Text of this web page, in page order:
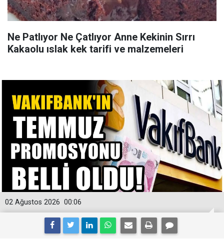
Ne Patlıyor Ne Çatlıyor Anne Kekinin Sırrı
Kakaolu ıslak kek tarifi ve malzemeleri
00:06
02 Ağustos 2026